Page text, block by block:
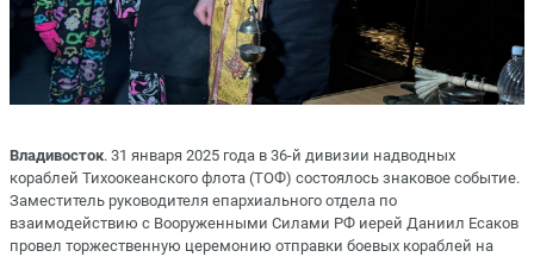
Владивосток. 31 января 2025 года в 36-й дивизии надводных
кораблей Тихоокеанского флота (ТОФ) состоялось знаковое событие.
Заместитель руководителя епархиального отдела по
взаимодействию с Вооруженными Силами РФ иерей Даниил Есаков
провел торжественную церемонию отправки боевых кораблей на